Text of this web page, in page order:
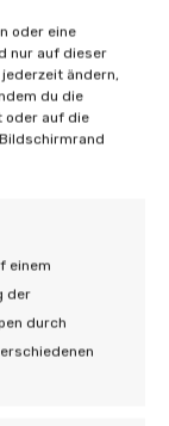
oder eine
nur auf dieser
ändern,
du die
oder auf die
einem
der
durch